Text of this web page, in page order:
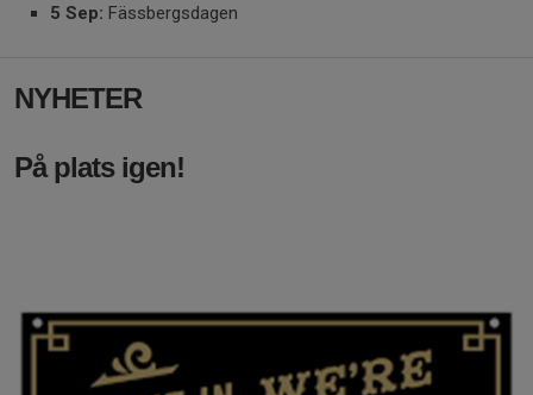
5 Sep: Fässbergsdagen
NYHETER
På plats igen!